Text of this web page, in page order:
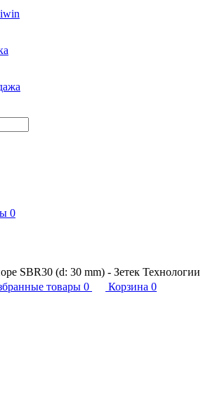
0
SBR30 (d: 30 mm) - Зетек Технологии
товары 0 Корзина 0